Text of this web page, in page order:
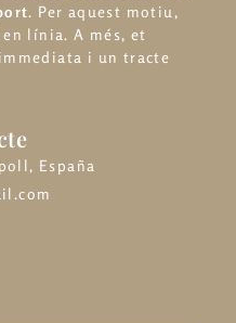
. Per aquest motiu,
línia. A més, et
i un tracte
España